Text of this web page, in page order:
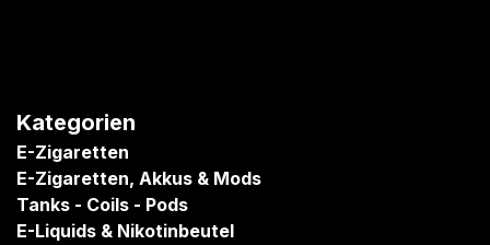
Kategorien
E-Zigaretten
E-Zigaretten, Akkus & Mods
Tanks - Coils - Pods
E-Liquids & Nikotinbeutel